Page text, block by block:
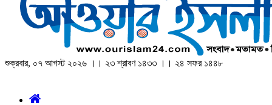
শুক্রবার, ০৭ আগস্ট ২০২৬ ।। ২৩ শ্রাবণ ১৪৩৩ ।। ২৪ সফর ১৪৪৮